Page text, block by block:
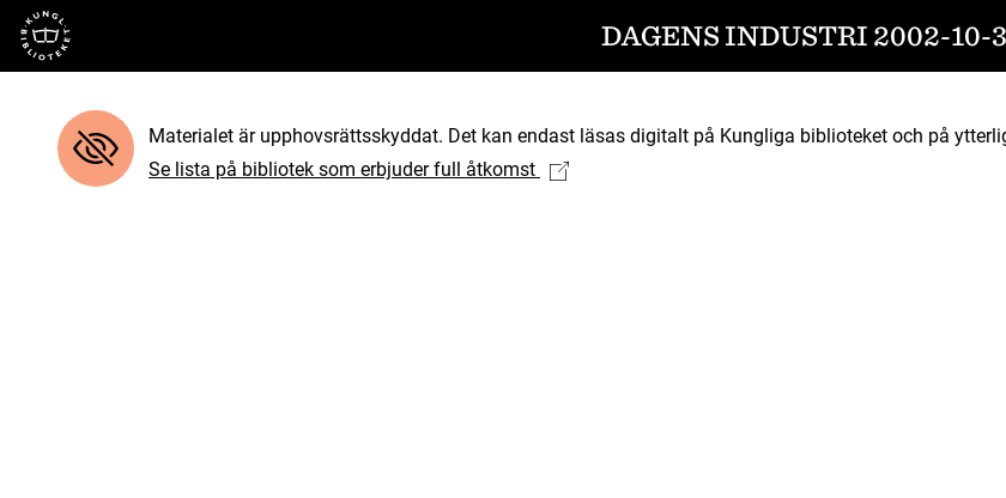
Till startsidan DAGENS INDUSTRI 2002-10-
Materialet är upphovsrättsskyddat. Det kan endast läsas digitalt på Kungliga biblioteket och på
Se lista på bibliotek som erbjuder full åtkomst